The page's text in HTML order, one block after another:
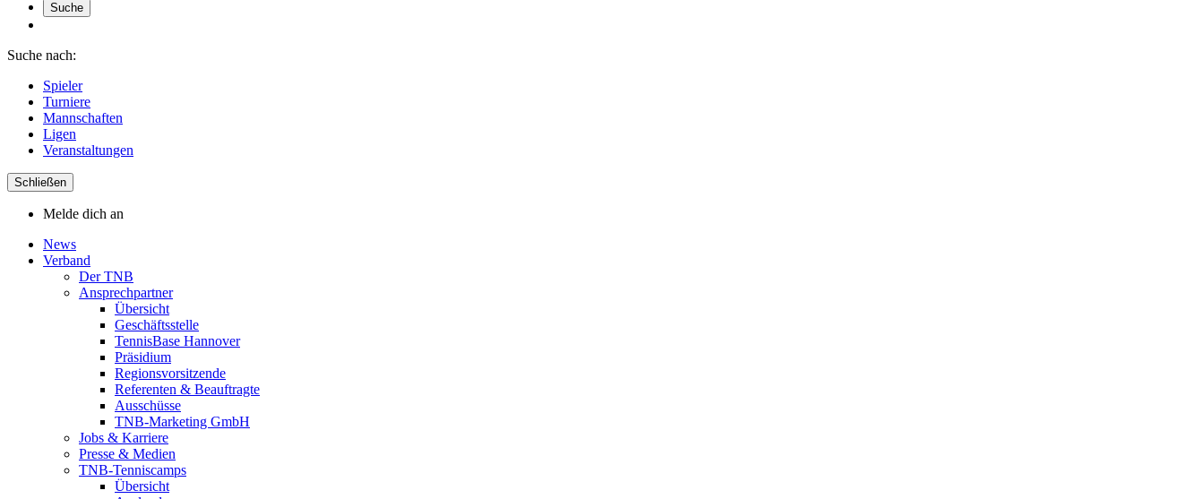
Suche
Suche nach:
Spieler
Turniere
Mannschaften
Ligen
Veranstaltungen
Schließen
Melde dich an
News
Verband
Der TNB
Ansprechpartner
Übersicht
Geschäftsstelle
TennisBase Hannover
Präsidium
Regionsvorsitzende
Referenten & Beauftragte
Ausschüsse
TNB-Marketing GmbH
Jobs & Karriere
Presse & Medien
TNB-Tenniscamps
Übersicht